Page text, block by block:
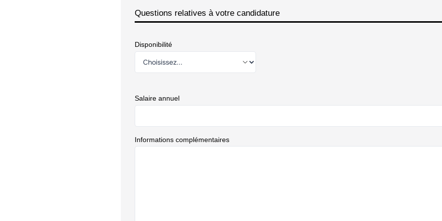
Questions relatives à votre candidature
Disponibilité
Salaire annuel
Informations complémentaires